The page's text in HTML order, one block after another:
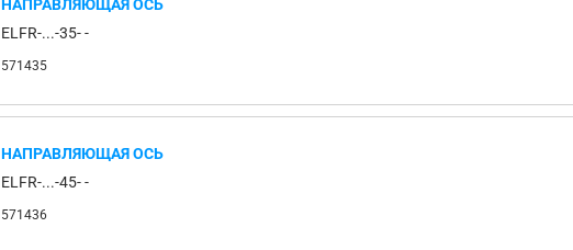
НАПРАВЛЯЮЩАЯ ОСЬ
ELFR-...-35- -
571435
НАПРАВЛЯЮЩАЯ ОСЬ
ELFR-...-45- -
571436